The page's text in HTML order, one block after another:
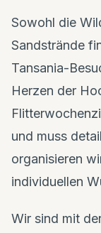
Sowohl die
Sandstrände
Tansania-
Herzen der
und muss
organisieren
individuellen
Wir sind mit